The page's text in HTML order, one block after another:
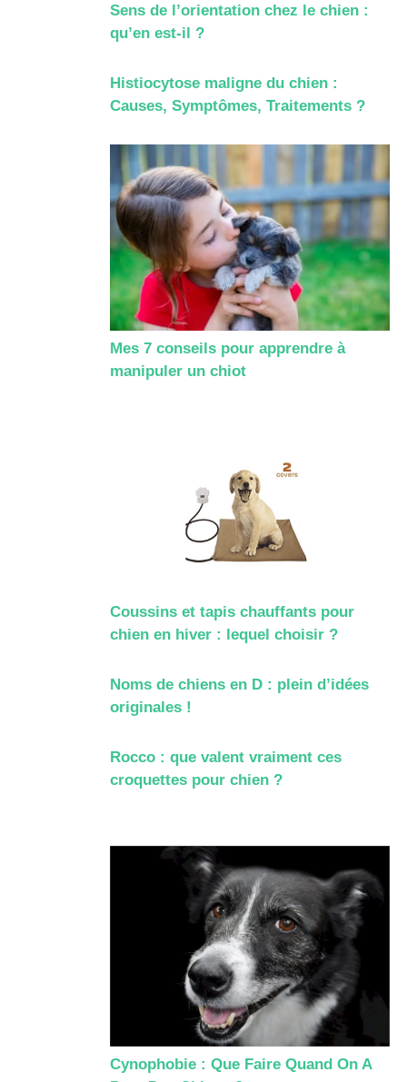
Sens de l’orientation chez le chien :
qu’en est-il ?
Histiocytose maligne du chien :
Causes, Symptômes, Traitements ?
Mes 7 conseils pour apprendre à
manipuler un chiot
Coussins et tapis chauffants pour
chien en hiver : lequel choisir ?
Noms de chiens en D : plein d’idées
originales !
Rocco : que valent vraiment ces
croquettes pour chien ?
Cynophobie : Que Faire Quand On A